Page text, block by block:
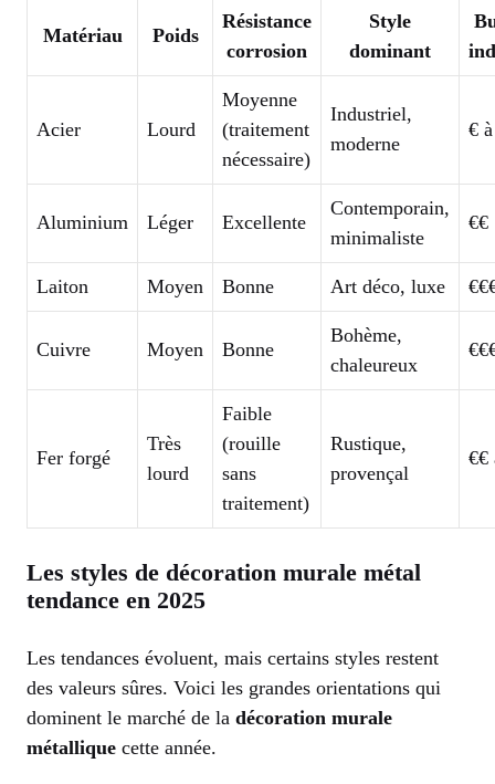
Matériau Poids
Résistance
corrosion
Style
dominant
Acier Lourd
Moyenne
(traitement
nécessaire)
Industriel,
moderne
€
Aluminium Léger Excellente
Contemporain,
minimaliste
€€
Laiton Moyen Bonne Art déco, luxe
Cuivre Moyen Bonne
Bohème,
chaleureux
Fer forgé
Très
lourd
Faible
(rouille
sans
traitement)
Rustique,
provençal
€€
Les styles de décoration murale métal
tendance en 2025
Les tendances évoluent, mais certains styles restent
des valeurs sûres. Voici les grandes orientations qui
dominent le marché de la décoration murale
métallique cette année.